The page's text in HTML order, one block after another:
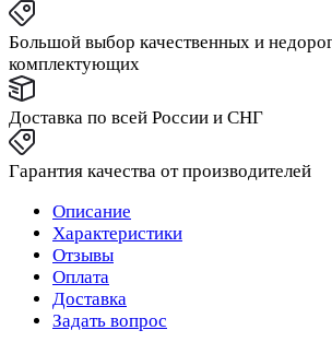
Большой выбор качественных и
комплектующих
Доставка по всей России и СНГ
Гарантия качества от производителей
Описание
Характеристики
Отзывы
Оплата
Доставка
Задать вопрос